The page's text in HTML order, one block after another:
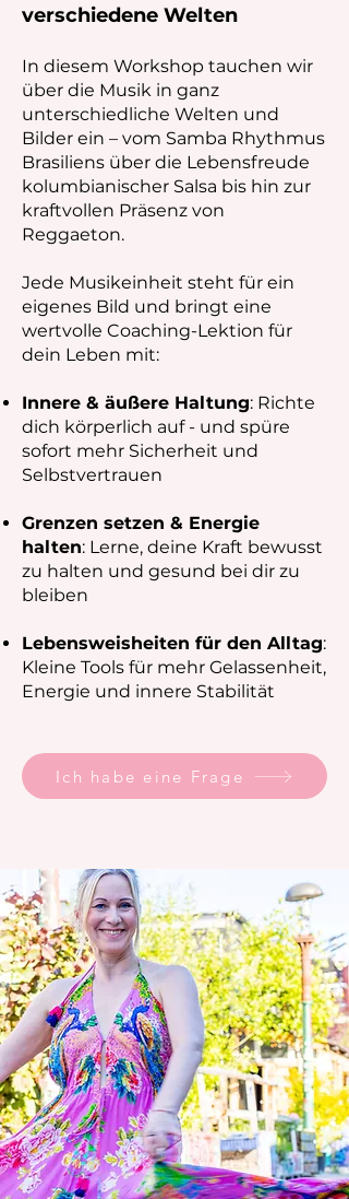
verschiedene Welten
​​In diesem Workshop tauchen wir
über die Musik in ganz
unterschiedliche Welten und
Bilder ein – vom Samba Rhythmus
Brasiliens über die Lebensfreude
kolumbianischer Salsa bis hin zur
kraftvollen Präsenz von
Reggaeton.
Jede Musikeinheit steht für ein
eigenes Bild und bringt eine
wertvolle Coaching-Lektion für
dein Leben mit:
Innere & äußere Haltung: Richte
dich körperlich auf - und spüre
sofort mehr Sicherheit und
Selbstvertrauen
Grenzen setzen & Energie
halten: Lerne, deine Kraft bewusst
zu halten und gesund bei dir zu
bleiben
Lebensweisheiten für den Alltag:
Kleine Tools für mehr Gelassenheit,
Energie und innere Stabilität
Ich habe eine Frage